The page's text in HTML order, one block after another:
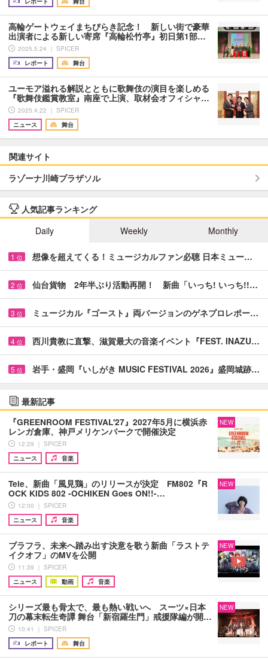
高輪ゲートウェイまちびらき記念！ 新しい街で豪華
出演者による新しい寄席『高輪松竹亭』初日第1部…
2025.5.24 ｜ SPICER
レポート
舞台
ユーモア溢れる解説とともに歌舞伎の演目を楽しめる
『歌舞伎鑑賞教室』南座で上演、取材会オフィシャ…
2025.4.22 ｜ SPICER
ニュース
舞台
関連サイト
ラゾーナ川崎プラザソル
人気記事ランキング
Daily
Weekly Monthly
1 位 想像を超えてくる！ミュージカルファン必聴 日本ミュー…
2 位 仙台貨物 2年半ぶり活動再開！ 新曲「いっち! いっち!!…
3 位 ミュージカル『ゴースト』両バージョンのゲネプロレポー…
4 位 西川貴教に直撃、滋賀最大の音楽イベント『FEST. INAZU…
5 位 岩手・盛岡『いしがき MUSIC FESTIVAL 2026』盛岡城跡…
最新記事
『GREENROOM FESTIVAL'27』2027年5月に横浜赤
レンガ倉庫、神戸メリケンパークで開催決定
12:29 ｜ SPICER
ニュース
音楽
NEW
Tele、新曲「風見鶏」のリリースが決定 FM802『R
OCK KIDS 802 -OCHIKEN Goes ON!!-…
12:00 ｜ SPICER
ニュース
音楽
NEW
ブラフラ、未来へ踏み出す決意を歌う新曲「ラストテ
イクオフ」のMVを公開
11:39 ｜ SPICER
ニュース
動画 音楽
NEW
シリーズ最も骨太で、最も熱い戦いへ スーツ×日本
刀の幕末転生奇譚 舞台「新宿羅生門」戒援隊編が開…
10:41 ｜ SPICER
レポート
舞台
NEW